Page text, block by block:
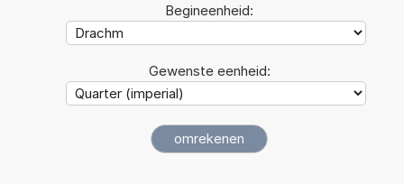
Begineenheid:
Gewenste eenheid: